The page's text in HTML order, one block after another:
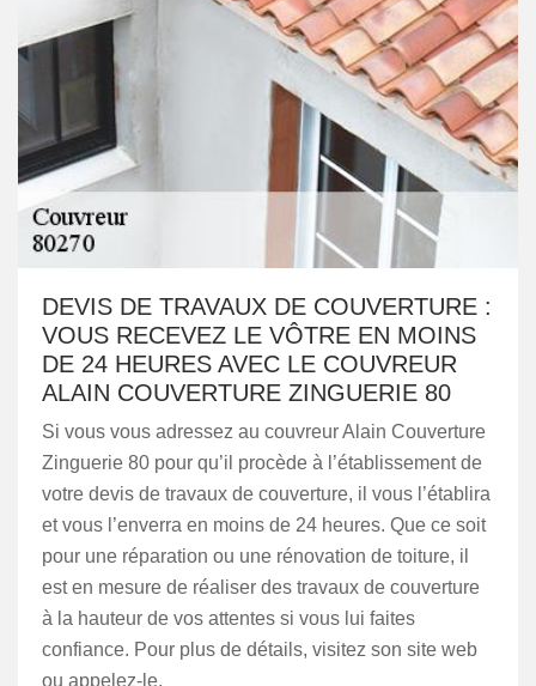
DEVIS DE TRAVAUX DE COUVERTURE :
VOUS RECEVEZ LE VÔTRE EN MOINS
DE 24 HEURES AVEC LE COUVREUR
ALAIN COUVERTURE ZINGUERIE 80
Si vous vous adressez au couvreur Alain Couverture
Zinguerie 80 pour qu’il procède à l’établissement de
votre devis de travaux de couverture, il vous l’établira
et vous l’enverra en moins de 24 heures. Que ce soit
pour une réparation ou une rénovation de toiture, il
est en mesure de réaliser des travaux de couverture
à la hauteur de vos attentes si vous lui faites
confiance. Pour plus de détails, visitez son site web
ou appelez-le.